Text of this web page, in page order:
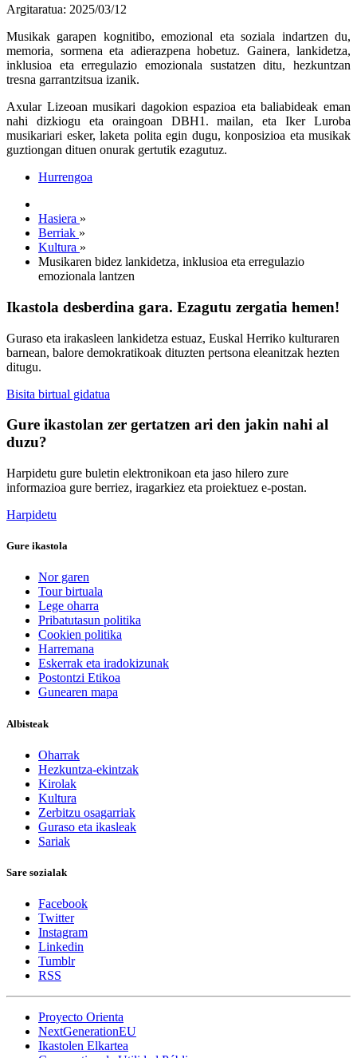
Argitaratua: 2025/03/12
Musikak garapen kognitibo, emozional eta soziala indartzen du,
memoria, sormena eta adierazpena hobetuz. Gainera, lankidetza,
inklusioa eta erregulazio emozionala sustatzen ditu, hezkuntzan
tresna garrantzitsua izanik.
Axular Lizeoan musikari dagokion espazioa eta baliabideak eman
nahi dizkiogu eta oraingoan DBH1. mailan, eta Iker Luroba
musikariari esker, laketa polita egin dugu, konposizioa eta musikak
guztiongan dituen onurak gertutik ezagutuz.
Hurrengoa
Hasiera »
Berriak »
Kultura »
Musikaren bidez lankidetza, inklusioa eta erregulazio
emozionala lantzen
Ikastola desberdina gara. Ezagutu zergatia hemen!
Guraso eta irakasleen lankidetza estuaz, Euskal Herriko kulturaren
barnean, balore demokratikoak dituzten pertsona eleanitzak hezten
ditugu.
Bisita birtual gidatua
Gure ikastolan zer gertatzen ari den jakin nahi al
duzu?
Harpidetu gure buletin elektronikoan eta jaso hilero zure
informazioa gure berriez, iragarkiez eta proiektuez e-postan.
Harpidetu
Gure ikastola
Nor garen
Tour birtuala
Lege oharra
Pribatutasun politika
Cookien politika
Harremana
Eskerrak eta iradokizunak
Postontzi Etikoa
Gunearen mapa
Albisteak
Oharrak
Hezkuntza-ekintzak
Kirolak
Kultura
Zerbitzu osagarriak
Guraso eta ikasleak
Sariak
Sare sozialak
Facebook
Twitter
Instagram
Linkedin
Tumblr
RSS
Proyecto Orienta
NextGenerationEU
Ikastolen Elkartea